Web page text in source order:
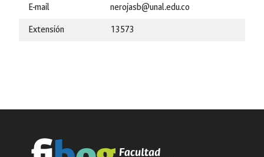
E-mail
nerojasb@unal.edu.co
Extensión
13573